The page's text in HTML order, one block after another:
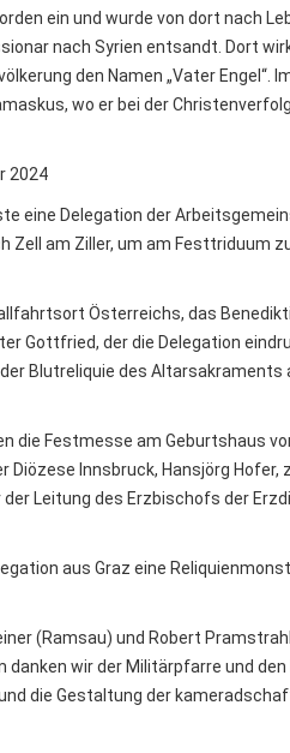
ein und wurde von dort nach
nach Syrien entsandt. Dort
den Namen „Vater Engel“.
wo er bei der
2024
eine Delegation der
Zell am Ziller, um am Festtriduum
Österreichs, das
Gottfried, der die Delegation
Blutreliquie des Altarsakraments
die Festmesse am Geburtshaus
Diözese Innsbruck, Hansjörg Hofer,
Leitung des Erzbischofs der
aus Graz eine
(Ramsau) und Robert
wir der Militärpfarre und
die Gestaltung der